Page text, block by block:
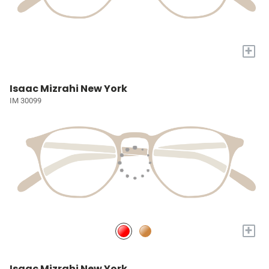
+
Isaac Mizrahi New York
IM 30099
+